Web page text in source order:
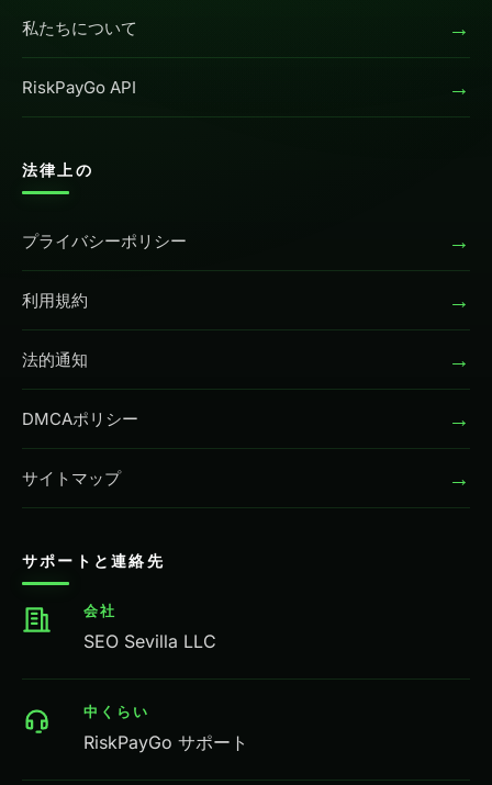
私たちについて →
RiskPayGo API →
法律上の
プライバシーポリシー →
利用規約 →
法的通知 →
DMCAポリシー →
サイトマップ →
サポートと連絡先
会社
SEO Sevilla LLC
中くらい
RiskPayGo サポート